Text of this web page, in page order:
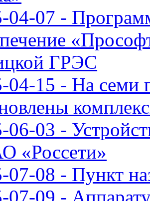
04-07 -
ГРЭС
04-15 - На семи
06-03 -
«Россети»
07-08 - Пункт